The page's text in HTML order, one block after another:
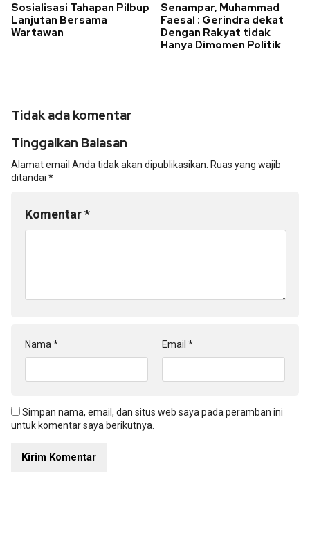
Sosialisasi Tahapan Pilbup
Lanjutan Bersama
Wartawan
Senampar, Muhammad
Faesal : Gerindra dekat
Dengan Rakyat tidak
Hanya Dimomen Politik
Tidak ada komentar
Tinggalkan Balasan
Alamat email Anda tidak akan dipublikasikan. Ruas yang wajib
ditandai *
Komentar*
Nama * Email *
Simpan nama, email, dan situs web saya pada peramban ini
untuk komentar saya berikutnya.